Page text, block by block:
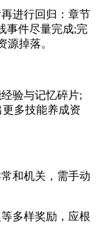
进行回归：章节
事件尽量完成;完
源掉落。
验与记忆碎片;
多技能养成资
和机关，需手动
多样奖励，应根